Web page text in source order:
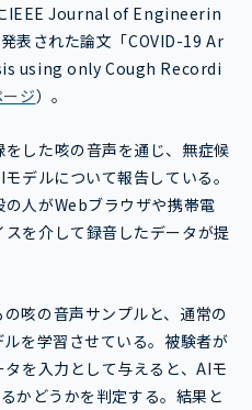
IEEE Journal of Engineerin
された論文「COVID-19 Ar
using only Cough Recordi
ジ）。
した咳の音声を通じ、無症候
デルについて報告している。
人がWebブラウザや携帯電
を介して録音したデータが提
咳の音声サンプルと、通常の
を学習させている。被験者が
を入力として与えると、AIモ
かどうかを判定する。結果と